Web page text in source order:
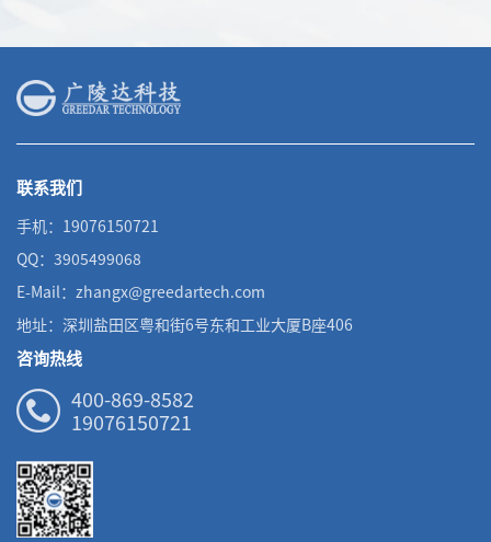
联系我们
手机：19076150721
QQ：3905499068
E-Mail：zhangx@greedartech.com
地址：深圳盐田区粤和街6号东和工业大厦B座406
咨询热线
400-869-8582
19076150721